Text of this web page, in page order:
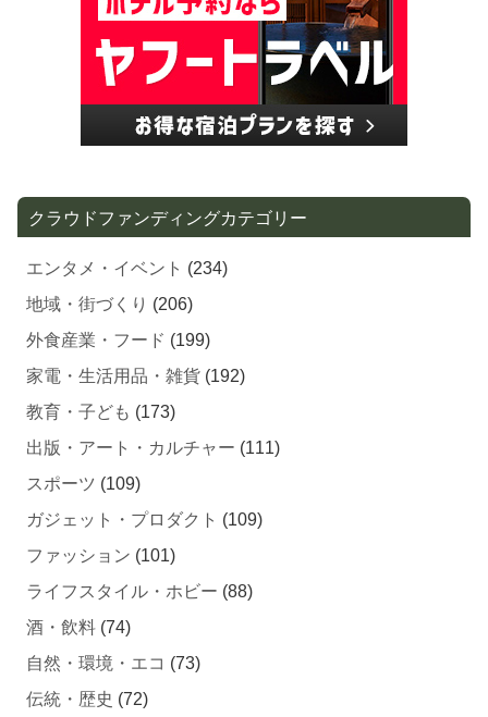
クラウドファンディングカテゴリー
エンタメ・イベント (234)
地域・街づくり (206)
外食産業・フード (199)
家電・生活用品・雑貨 (192)
教育・子ども (173)
出版・アート・カルチャー (111)
スポーツ (109)
ガジェット・プロダクト (109)
ファッション (101)
ライフスタイル・ホビー (88)
酒・飲料 (74)
自然・環境・エコ (73)
伝統・歴史 (72)